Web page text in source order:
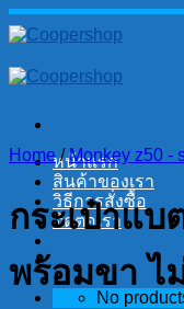
Skip
to
หน้าแรก
สินค้าของเรา
วิธีการสั่งซื้อ
ติดต่อเรา
No
Home / Monkey z50 -
กระเป๋าแบ
พร้อมขา ไ